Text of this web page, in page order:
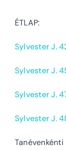
ÉTLAP:
Sylvester J.
Sylvester J.
Sylvester J.
Sylvester J.